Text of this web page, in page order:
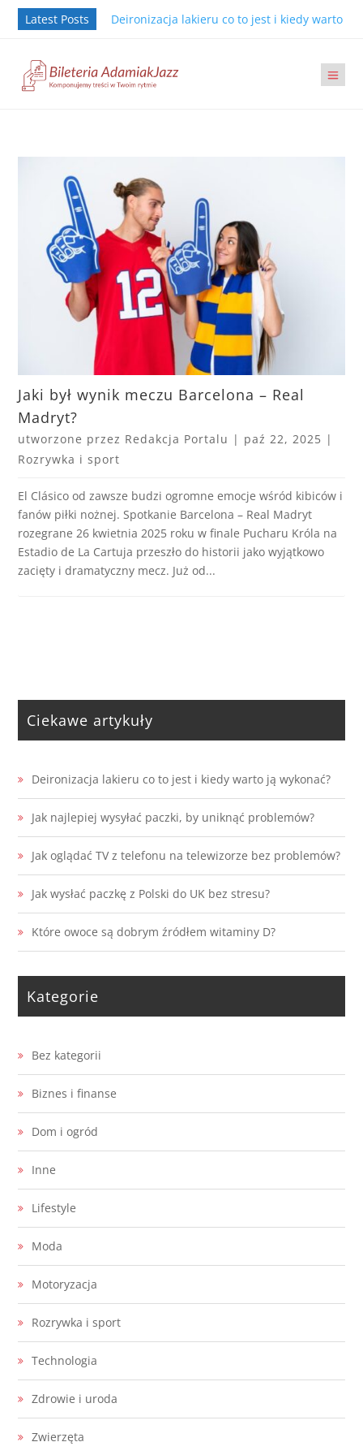
Latest Posts Deironizacja lakieru co to jest i kiedy warto ją
Jaki był wynik meczu Barcelona – Real
Madryt?
utworzone przez Redakcja Portalu | paź 22, 2025 |
Rozrywka i sport
El Clásico od zawsze budzi ogromne emocje wśród kibiców i
fanów piłki nożnej. Spotkanie Barcelona – Real Madryt
rozegrane 26 kwietnia 2025 roku w finale Pucharu Króla na
Estadio de La Cartuja przeszło do historii jako wyjątkowo
zacięty i dramatyczny mecz. Już od...
Ciekawe artykuły
Deironizacja lakieru co to jest i kiedy warto ją wykonać?
Jak najlepiej wysyłać paczki, by uniknąć problemów?
Jak oglądać TV z telefonu na telewizorze bez problemów?
Jak wysłać paczkę z Polski do UK bez stresu?
Które owoce są dobrym źródłem witaminy D?
Kategorie
Bez kategorii
Biznes i finanse
Dom i ogród
Inne
Lifestyle
Moda
Motoryzacja
Rozrywka i sport
Technologia
Zdrowie i uroda
Zwierzęta